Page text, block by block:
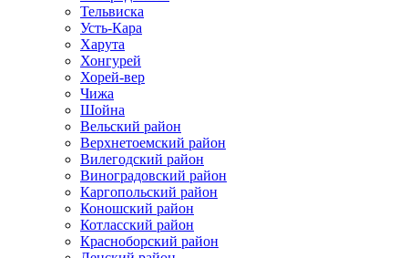
Тельвиска
Усть-Кара
Харута
Хонгурей
Хорей-вер
Чижа
Шойна
Вельский район
Верхнетоемский район
Вилегодский район
Виноградовский район
Каргопольский район
Коношский район
Котласский район
Красноборский район